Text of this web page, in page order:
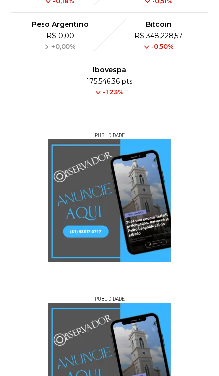
Peso Argentino
R$ 0,00
+0,00%
Bitcoin
R$ 348,228,57
-0,50%
Ibovespa
175,546,36 pts
-1.23%
PUBLICIDADE
PUBLICIDADE